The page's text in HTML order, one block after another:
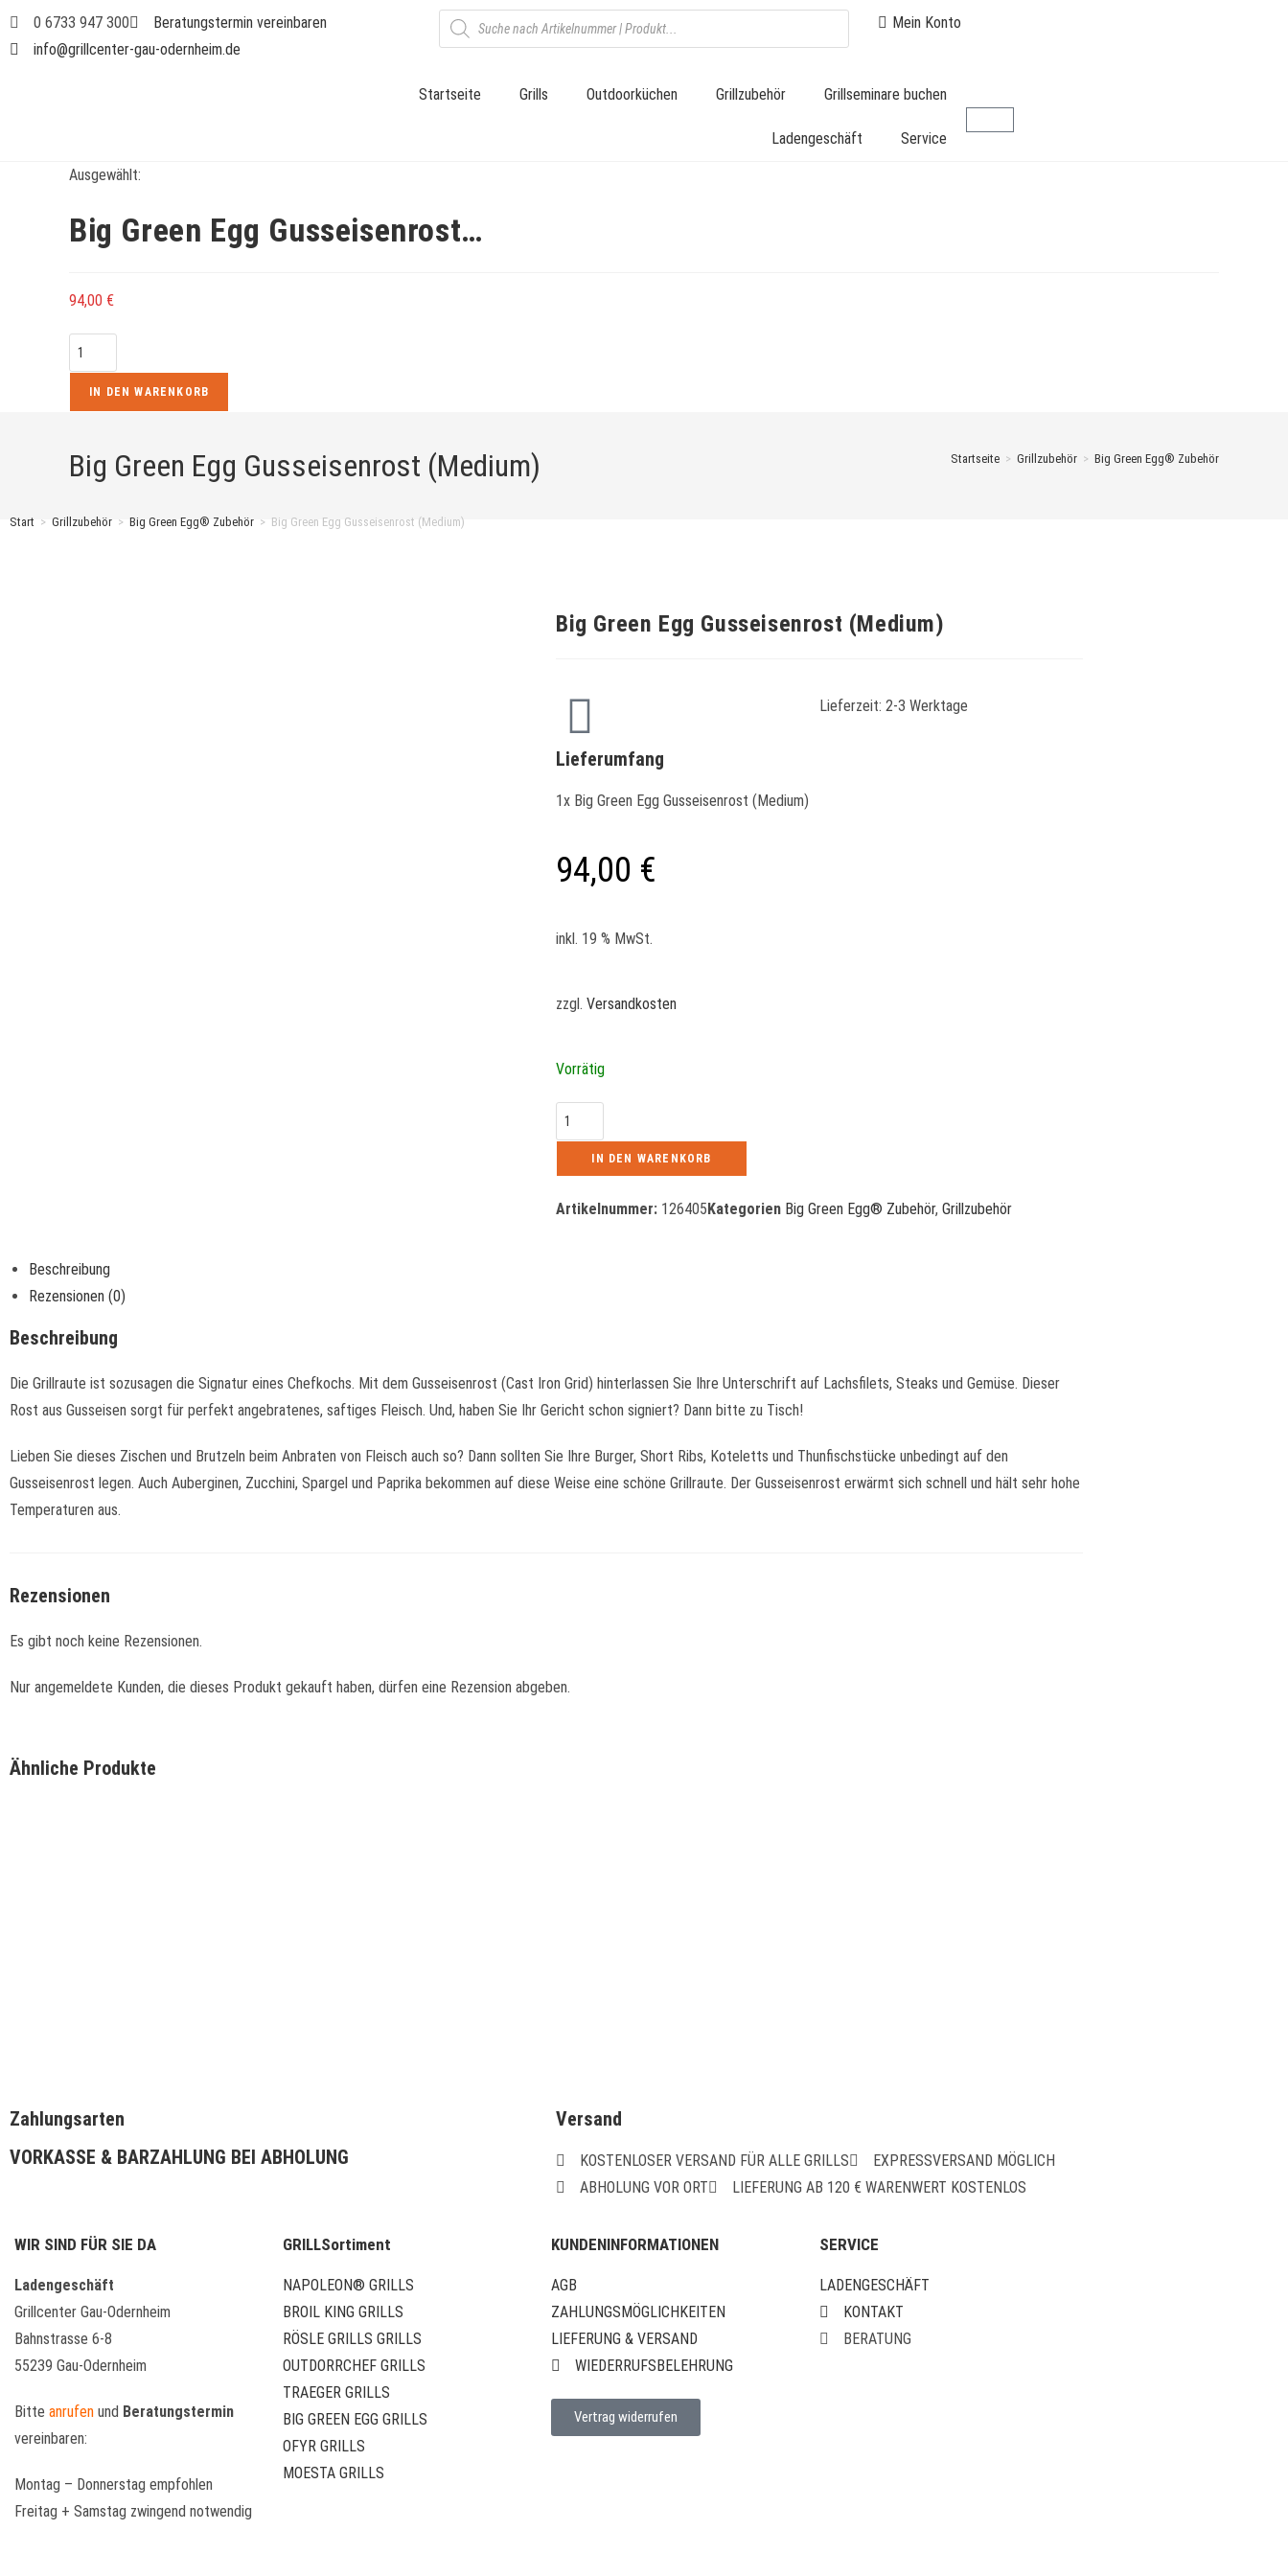
0 6733 947 300
Beratungstermin vereinbaren
info@grillcenter-gau-odernheim.de
Mein Konto
Startseite Grills Outdoorküchen Grillzubehör Grillseminare buchen
Ladengeschäft
Service
Ausgewählt:
Big Green Egg Gusseisenrost…
94,00 €
IN DEN WARENKORB
Big Green Egg Gusseisenrost (Medium) Startseite > Grillzubehör > Big Green Egg® Zubehör
Start > Grillzubehör > Big Green Egg® Zubehör > Big Green Egg Gusseisenrost (Medium)
Big Green Egg Gusseisenrost (Medium)
Lieferzeit: 2-3 Werktage
Lieferumfang
1x Big Green Egg Gusseisenrost (Medium)
94,00 €
inkl. 19 % MwSt.
zzgl. Versandkosten
Vorrätig
IN DEN WARENKORB
Artikelnummer: 126405Kategorien Big Green Egg® Zubehör, Grillzubehör
Beschreibung
Rezensionen (0)
Beschreibung
Die Grillraute ist sozusagen die Signatur eines Chefkochs. Mit dem Gusseisenrost (Cast Iron Grid) hinterlassen Sie Ihre Unterschrift auf Lachsfilets, Steaks und Gemüse. Dieser
Rost aus Gusseisen sorgt für perfekt angebratenes, saftiges Fleisch. Und, haben Sie Ihr Gericht schon signiert? Dann bitte zu Tisch!
Lieben Sie dieses Zischen und Brutzeln beim Anbraten von Fleisch auch so? Dann sollten Sie Ihre Burger, Short Ribs, Koteletts und Thunfischstücke unbedingt auf den
Gusseisenrost legen. Auch Auberginen, Zucchini, Spargel und Paprika bekommen auf diese Weise eine schöne Grillraute. Der Gusseisenrost erwärmt sich schnell und hält sehr hohe
Temperaturen aus.
Rezensionen
Es gibt noch keine Rezensionen.
Nur angemeldete Kunden, die dieses Produkt gekauft haben, dürfen eine Rezension abgeben.
Ähnliche Produkte
Zahlungsarten
VORKASSE & BARZAHLUNG BEI ABHOLUNG
Versand
KOSTENLOSER VERSAND FÜR ALLE GRILLS
EXPRESSVERSAND MÖGLICH
ABHOLUNG VOR ORT
LIEFERUNG AB 120 € WARENWERT KOSTENLOS
WIR SIND FÜR SIE DA
Ladengeschäft
Grillcenter Gau-Odernheim
Bahnstrasse 6-8
55239 Gau-Odernheim
Bitte anrufen und Beratungstermin
vereinbaren:
Montag – Donnerstag empfohlen
Freitag + Samstag zwingend notwendig
GRILLSortiment
NAPOLEON® GRILLS
BROIL KING GRILLS
RÖSLE GRILLS GRILLS
OUTDORRCHEF GRILLS
TRAEGER GRILLS
BIG GREEN EGG GRILLS
OFYR GRILLS
MOESTA GRILLS
KUNDENINFORMATIONEN
AGB
ZAHLUNGSMÖGLICHKEITEN
LIEFERUNG & VERSAND
WIEDERRUFSBELEHRUNG
Vertrag widerrufen
SERVICE
LADENGESCHÄFT
KONTAKT
BERATUNG